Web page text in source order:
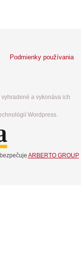
Podmienky používania
a vykonáva ich
Wordpress.
ARBERTO GROUP